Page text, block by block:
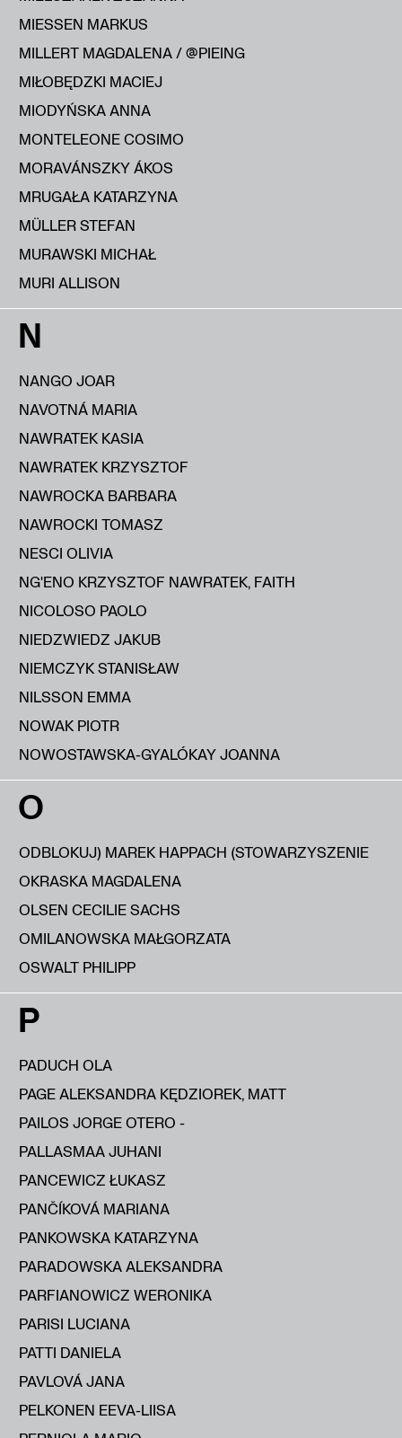
MIESSEN MARKUS
MILLERT MAGDALENA / @PIEING
MIŁOBĘDZKI MACIEJ
MIODYŃSKA ANNA
MONTELEONE COSIMO
MORAVÁNSZKY ÁKOS
MRUGAŁA KATARZYNA
MÜLLER STEFAN
MURAWSKI MICHAŁ
MURI ALLISON
N
NANGO JOAR
NAVOTNÁ MARIA
NAWRATEK KASIA
NAWRATEK KRZYSZTOF
NAWROCKA BARBARA
NAWROCKI TOMASZ
NESCI OLIVIA
NG'ENO KRZYSZTOF NAWRATEK, FAITH
NICOLOSO PAOLO
NIEDZWIEDZ JAKUB
NIEMCZYK STANISŁAW
NILSSON EMMA
NOWAK PIOTR
NOWOSTAWSKA-GYALÓKAY JOANNA
O
ODBLOKUJ) MAREK HAPPACH (STOWARZYSZENIE
OKRASKA MAGDALENA
OLSEN CECILIE SACHS
OMILANOWSKA MAŁGORZATA
OSWALT PHILIPP
P
PADUCH OLA
PAGE ALEKSANDRA KĘDZIOREK, MATT
PAILOS JORGE OTERO -
PALLASMAA JUHANI
PANCEWICZ ŁUKASZ
PANČÍKOVÁ MARIANA
PANKOWSKA KATARZYNA
PARADOWSKA ALEKSANDRA
PARFIANOWICZ WERONIKA
PARISI LUCIANA
PATTI DANIELA
PAVLOVÁ JANA
PELKONEN EEVA-LIISA